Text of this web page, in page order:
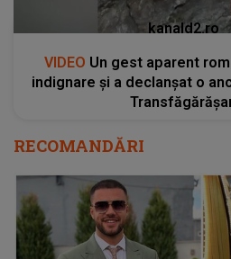
kanald2.ro
VIDEO Un gest aparent
indignare și a declanșat o
RECOMANDĂRI